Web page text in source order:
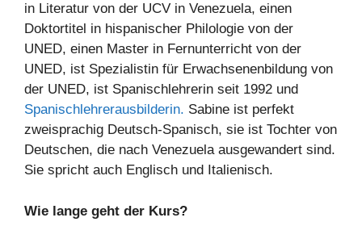
in Literatur von der UCV in Venezuela, einen
Doktortitel in hispanischer Philologie von der
UNED, einen Master in Fernunterricht von der
UNED, ist Spezialistin für Erwachsenenbildung von
der UNED, ist Spanischlehrerin seit 1992 und
Spanischlehrerausbilderin. Sabine ist perfekt
zweisprachig Deutsch-Spanisch, sie ist Tochter von
Deutschen, die nach Venezuela ausgewandert sind.
Sie spricht auch Englisch und Italienisch.
Wie lange geht der Kurs?